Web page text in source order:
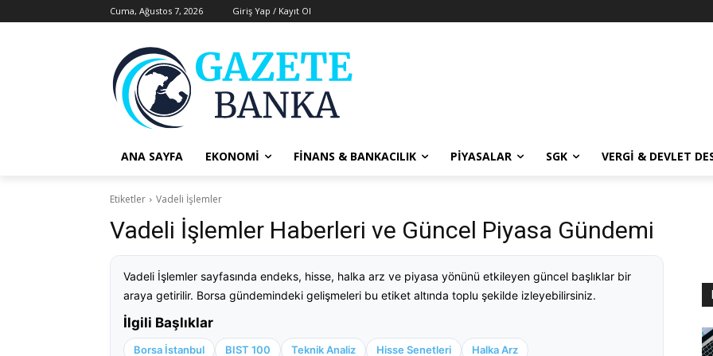
Cuma, Ağustos 7, 2026 Giriş Yap / Kayıt Ol
ANA SAYFA EKONOMI FINANS & BANKACILIK PIYASALAR SGK VERGI & DEVLET
Etiketler Vadeli İşlemler
Vadeli İşlemler Haberleri ve Güncel Piyasa Gündemi
Vadeli İşlemler sayfasında endeks, hisse, halka arz ve piyasa yönünü etkileyen güncel başlıklar bir
araya getirilir. Borsa gündemindeki gelişmeleri bu etiket altında toplu şekilde izleyebilirsiniz.
İlgili Başlıklar
Borsa İstanbul BIST 100 Teknik Analiz Hisse Senetleri Halka Arz